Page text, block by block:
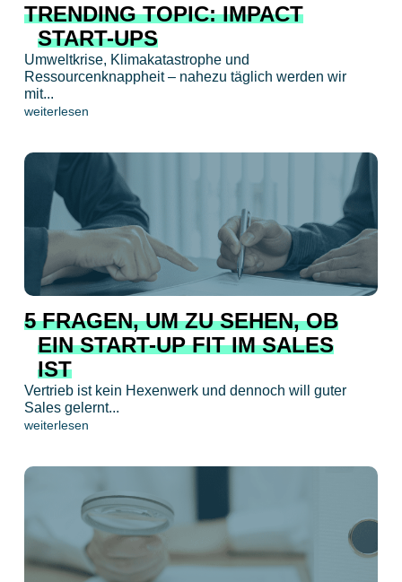
TRENDING TOPIC: IMPACT
START-UPS
Umweltkrise, Klimakatastrophe und
Ressourcenknappheit – nahezu täglich werden wir
mit...
weiterlesen
5 FRAGEN, UM ZU SEHEN, OB
EIN START-UP FIT IM SALES
IST
Vertrieb ist kein Hexenwerk und dennoch will guter
Sales gelernt...
weiterlesen